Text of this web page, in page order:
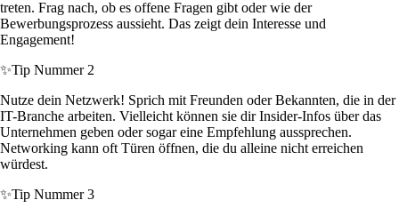
treten. Frag nach, ob es offene Fragen gibt oder wie der
Bewerbungsprozess aussieht. Das zeigt dein Interesse und
Engagement!
✨Tip Nummer 2
Nutze dein Netzwerk! Sprich mit Freunden oder Bekannten, die in der
IT-Branche arbeiten. Vielleicht können sie dir Insider-Infos über das
Unternehmen geben oder sogar eine Empfehlung aussprechen.
Networking kann oft Türen öffnen, die du alleine nicht erreichen
würdest.
✨Tip Nummer 3